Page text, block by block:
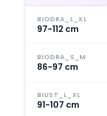
BIODRA_L_XL
97-112 cm
BIODRA_S_M
86-97 cm
BIUST_L_XL
91-107 cm